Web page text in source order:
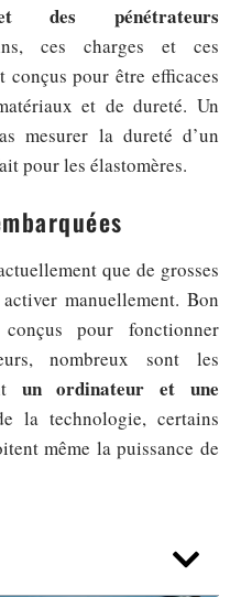
des pénétrateurs
ces charges et ces
conçus pour être efficaces
et de dureté. Un
mesurer la dureté d’un
pour les élastomères.
que de grosses
manuellement. Bon
pour fonctionner
nombreux sont les
un ordinateur et une
la technologie, certains
même la puissance de